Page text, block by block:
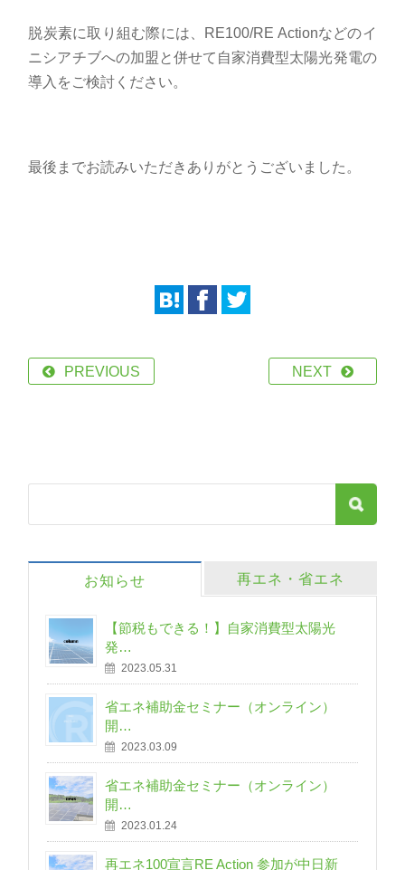
脱炭素に取り組む際には、 RE100/RE Actionなどのイ
ニシアチブへの加盟と併せて自家消費型太陽光発電の
導入をご検討ください。
最後までお読みいただきありがとうございました。
PREVIOUS NEXT
お知らせ 再エネ・省エネ
【節税もできる！】自家消費型太陽光
発…
2023.05.31
省エネ補助金セミナー（オンライン）
開…
2023.03.09
省エネ補助金セミナー（オンライン）
開…
2023.01.24
再エネ100宣言RE Action 参加が中日新